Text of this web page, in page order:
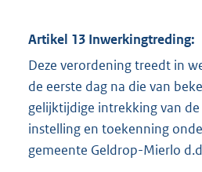
Artikel 13 Inwerkingtreding:
Deze verordening treedt in
de eerste dag na die van
gelijktijdige intrekking van
instelling en toekenning
gemeente Geldrop-Mierlo